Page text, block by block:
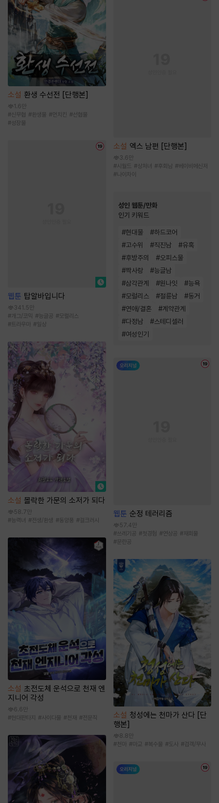
소설 환생 수선전 [단행본]
1.6만
#신무협 # 환생물 #먼치킨 #선협물
#성장물
웹툰 탑알바입니다
341.5만
# 개그/코믹 #능글공 #모럴리스
#트라우마 #일상
소설 몰락한 가문의 소저가 되다
58.7만
#능력녀 #전생/환생 #동양풍 #걸크러시
소설 초전도체 운석으로 천재 엔
지니어 각성
6.6만
#현대판타지 #사이다물 #천재 #전문직
소설 엑스 남편 [단행본]
3.6만
#시월드 #상처녀 #후회남 #베이비메신저
#나이차이
성인 웹툰/만화
인기 키워드
#현대물 #하드코어
#고수위 #직진남 #유혹
#후방주의 #오피스물
#짝사랑 #능글남
#삼각관계 #원나잇 #능욕
#모럴리스 #절륜남 #동거
#연애/결혼 #계약관계
#다정남 #스테디셀러
#여성인기
웹툰 순정 테러리즘
57.4만
#쓰레기공 #첫경험 #연상공 #재회물
#문란공
소설 청성에는 천마가 산다 [단
행본]
8.8만
#천마 #마교 #복수물 #도사 #검객/무사